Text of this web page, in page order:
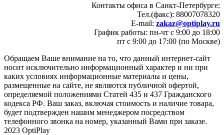
Контакты офиса в Санкт-Петербурге:
Тел.(факс): 88007078320
E-mail: zakaz@optiplay.ru
График работы: пн-чт с 9:00 до 18:00
пт с 9:00 до 17:00 (по Москве)
Обращаем Ваше внимание на то, что данный интернет-сайт
носит исключительно информационный характер и ни при
каких условиях информационные материалы и цены,
размещенные на сайте, не являются публичной офертой,
определяемой положениями Статей 435 и 437 Гражданского
кодекса РФ. Ваш заказ, включая стоимость и наличие товара,
будет подтвержден нашим менеджером посредством
телефонного звонка на номер, указанный Вами при заказе.
2023 OptiPlay